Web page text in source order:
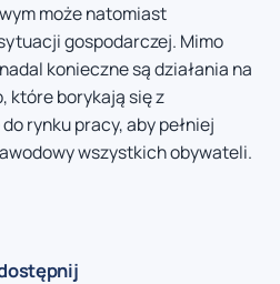
może natomiast
gospodarczej. Mimo
konieczne są działania na
które borykają się z
rynku pracy, aby pełniej
wszystkich obywateli.